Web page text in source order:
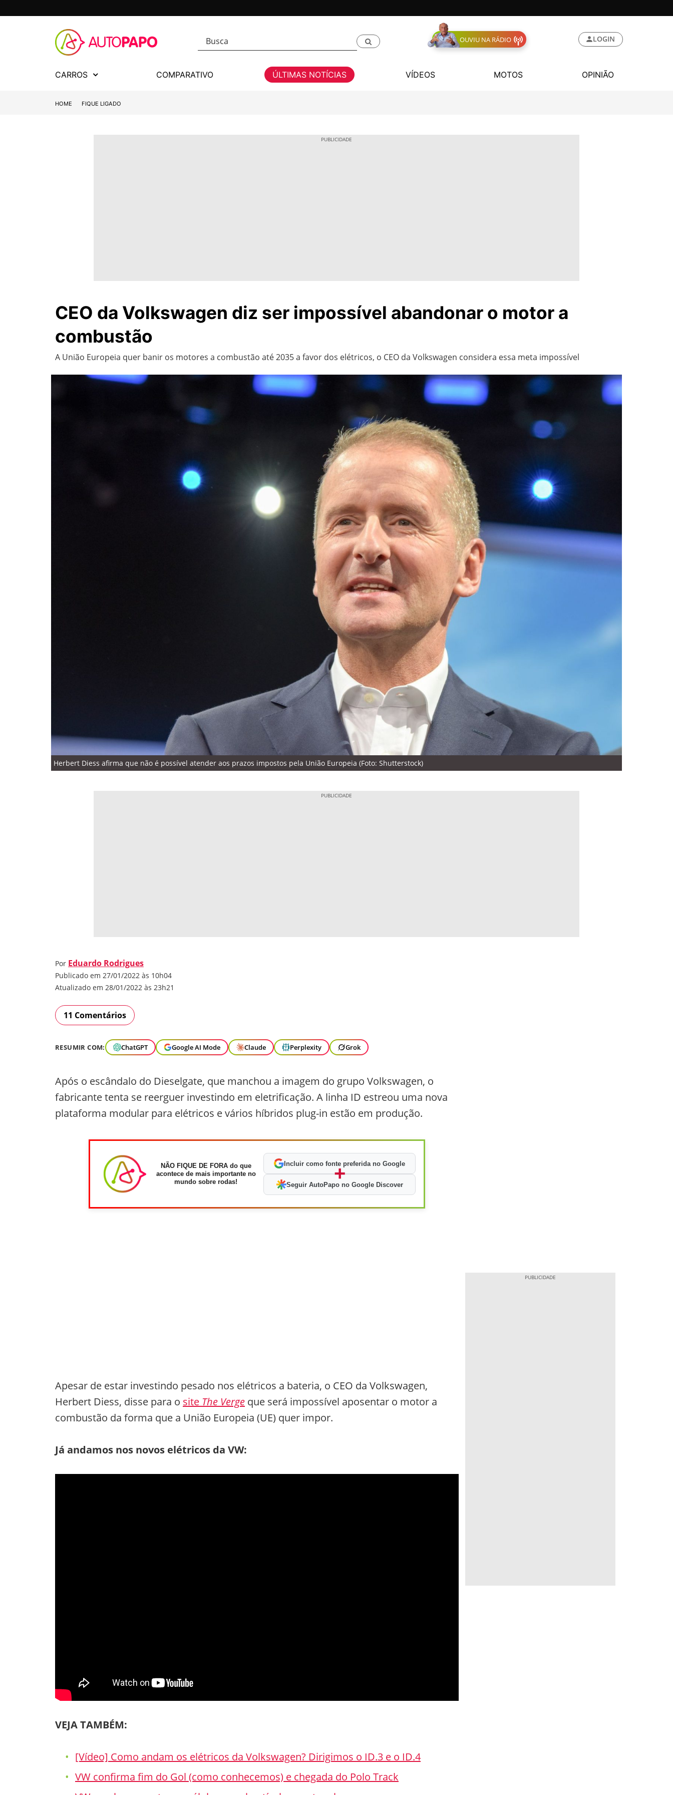
OUVIU NA RÁDIO LOGIN
CARROS COMPARATIVO ÚLTIMAS NOTÍCIAS VÍDEOS MOTOS OPINIÃO
HOME FIQUE LIGADO
CEO da Volkswagen diz ser impossível abandonar o motor a
combustão
A União Europeia quer banir os motores a combustão até 2035 a favor dos elétricos, o CEO da Volkswagen considera essa meta impossível
Herbert Diess afirma que não é possível atender aos prazos impostos pela União Europeia (Foto: Shutterstock)
Por Eduardo Rodrigues
Publicado em 27/01/2022 às 10h04
Atualizado em 28/01/2022 às 23h21
11 Comentários
RESUMIR COM: ChatGPT Google AI Mode Claude Perplexity Grok
Após o escândalo do Dieselgate, que manchou a imagem do grupo Volkswagen, o
fabricante tenta se reerguer investindo em eletrificação. A linha ID estreou uma nova
plataforma modular para elétricos e vários híbridos plug-in estão em produção.
NÃO FIQUE DE FORA do que
acontece de mais importante no
mundo sobre rodas!
Incluir como fonte preferida no Google
+
Seguir AutoPapo no Google Discover
Apesar de estar investindo pesado nos elétricos a bateria, o CEO da Volkswagen,
Herbert Diess, disse para o site The Verge que será impossível aposentar o motor a
combustão da forma que a União Europeia (UE) quer impor.
Já andamos nos novos elétricos da VW:
VEJA TAMBÉM:
[Vídeo] Como andam os elétricos da Volkswagen? Dirigimos o ID.3 e o ID.4
VW confirma fim do Gol (como conhecemos) e chegada do Polo Track